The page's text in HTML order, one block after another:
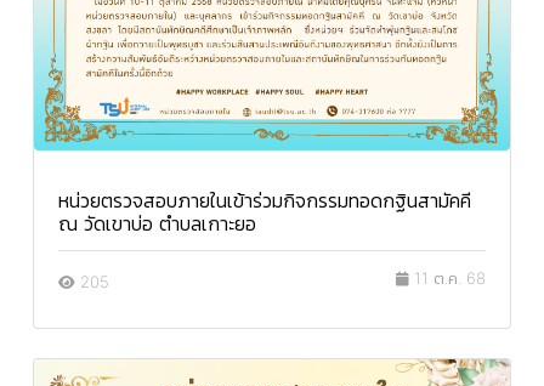
หน่วยตรวจสอบภายในเข้าร่วมกิจกรรมทอดกฐินสามัคคี
ณ วัดเขาบ่อ ตำบลเกาะยอ
205 11 ต.ค. 68